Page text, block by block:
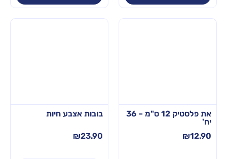
את פלסטיק 12 ס"מ – 36
יח'
₪12.90
בובות אצבע חיות
₪23.90